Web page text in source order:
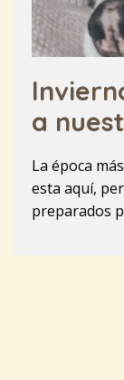
a
La época
esta aquí,
preparados